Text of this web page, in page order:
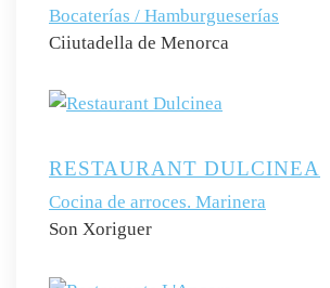
Bocaterías / Hamburgueserías
Ciiutadella de Menorca
RESTAURANT DULCINEA
Cocina de arroces. Marinera
Son Xoriguer